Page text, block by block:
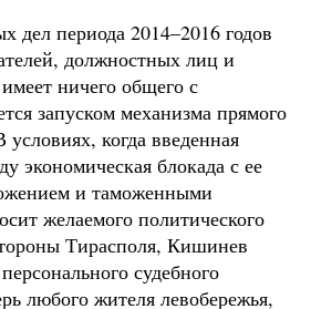
дел периода 2014–2016 годов
должностных лиц и
ничего общего с
запуском механизма прямого
когда введенная
экономическая блокада с ее
и таможенными
желаемого политического
Тирасполя, Кишинев
судебного
любого жителя левобережья,